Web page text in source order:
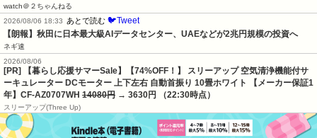
watch＠２ちゃんねる
2026/08/06 18:33
あとで読む 🐦Tweet
【朗報】秋田に日本最大級AIデータセンター、UAEなどが2兆円規模の投資へ
ネギ速
2026/08/06
[PR] 【暮らし応援サマーSale】【74%OFF！】 スリーアップ 空気清浄機能付サ
ーキュレーター DCモーター 上下左右 自動首振り 10畳ホワイト 【メーカー保証1
年】CF-AZ0707WH 14080円 → 3630円 （22:30時点）
スリーアップ(Three Up)